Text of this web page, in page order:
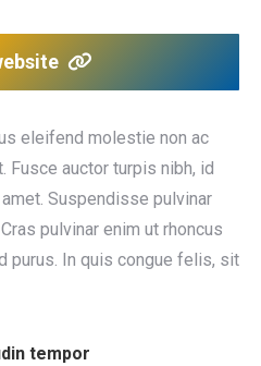
eleifend molestie non ac
Fusce auctor turpis nibh, id
Suspendisse pulvinar
pulvinar enim ut rhoncus
purus. In quis congue felis, sit
tempor